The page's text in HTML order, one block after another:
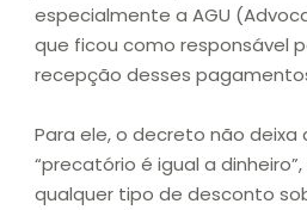
especialmente a AGU
que ficou como responsável
recepção desses
Para ele, o decreto não deixa
“precatório é igual a
qualquer tipo de desconto